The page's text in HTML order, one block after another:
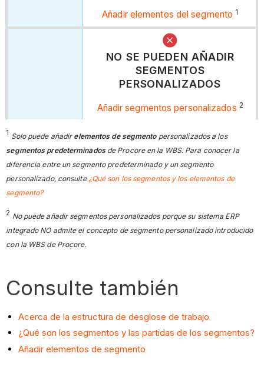
Añadir elementos del segmento 1
NO SE PUEDEN AÑADIR
SEGMENTOS
PERSONALIZADOS
Añadir segmentos personalizados 2
1 Solo puede añadir elementos de segmentopersonalizados a los
segmentos predeterminadosde Procore en la WBS. Para conocer la
diferencia entre un segmento predeterminado y un segmento
personalizado, consulte¿Qué son los segmentos y los elementos de
segmento?
2 No puede añadir segmentos personalizados porque su sistema ERP
integrado NO admite el concepto de segmento personalizado introducido
con la WBS de Procore.
Consulte también
Acerca de la estructura de desglose de trabajo
¿Qué son los segmentos y las partidas de los segmentos?
Añadir elementos de segmento